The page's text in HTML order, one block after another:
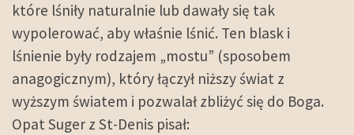
które lśniły naturalnie lub dawały się tak
wypolerować, aby właśnie lśnić. Ten blask i
lśnienie były rodzajem „mostu” (sposobem
anagogicznym), który łączył niższy świat z
wyższym światem i pozwalał zbliżyć się do Boga.
Opat Suger z St-Denis pisał: